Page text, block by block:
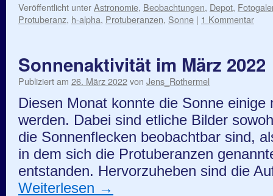
Veröffentlicht unterAstronomie, Beobachtungen, Depot,
Protuberanz, h-alpha, Protuberanzen, Sonne | 1 Kommentar
Sonnenaktivität im März 2022
Publiziert am 26. März 2022von Jens_Rothermel
Diesen Monat konnte die Sonne einige
werden. Dabei sind etliche Bilder
die Sonnenflecken beobachtbar sind,
in dem sich die Protuberanzen
entstanden. Hervorzuheben sind die
Weiterlesen →